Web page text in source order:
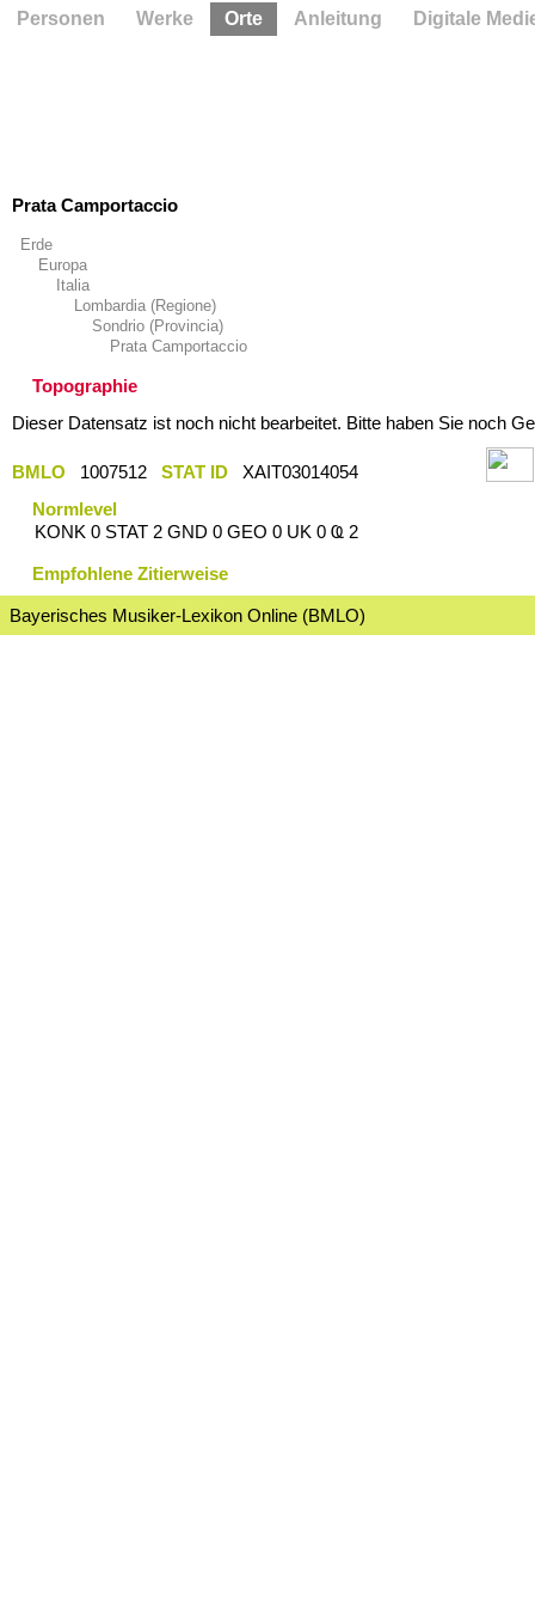
Prata Camportaccio
Erde
Europa
Italia
Lombardia (Regione)
Sondrio (Provincia)
Prata Camportaccio
Topographie
Dieser Datensatz ist noch nicht bearbeitet. Bitte haben Sie noch
BMLO 1007512 STAT ID
XAIT03014054
Normlevel
KONK 0 STAT 2 GND 0 GEO 0 UK 0 Ҩ 2
Empfohlene Zitierweise
Bayerisches Musiker-Lexikon Online (BMLO)
Personen Werke Orte Anleitung Digitale